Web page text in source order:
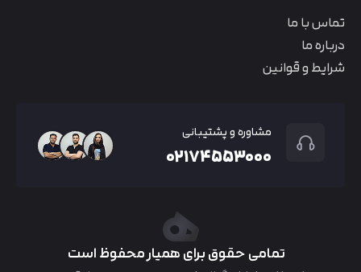
تماس با ما
درباره ما
شرایط و قوانین
مشاوره و پشتیبانی
۰۲۱۷۴۵۵۳۰۰۰
تمامی حقوق برای همیار محفوظ است